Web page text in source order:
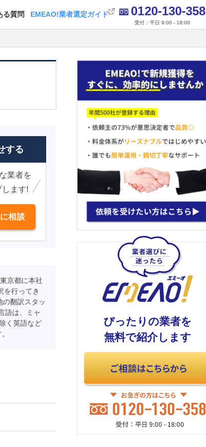
る質問 EMEAO!業者選定ガイド 0120-130-358
受付：平日 9:00 - 18:00
する
業者を
ます!
相談
京都に本社
を行ってき
翻訳スタッ
語は、ミャ
く英語など
ぴったりの業者を
無料で紹介します